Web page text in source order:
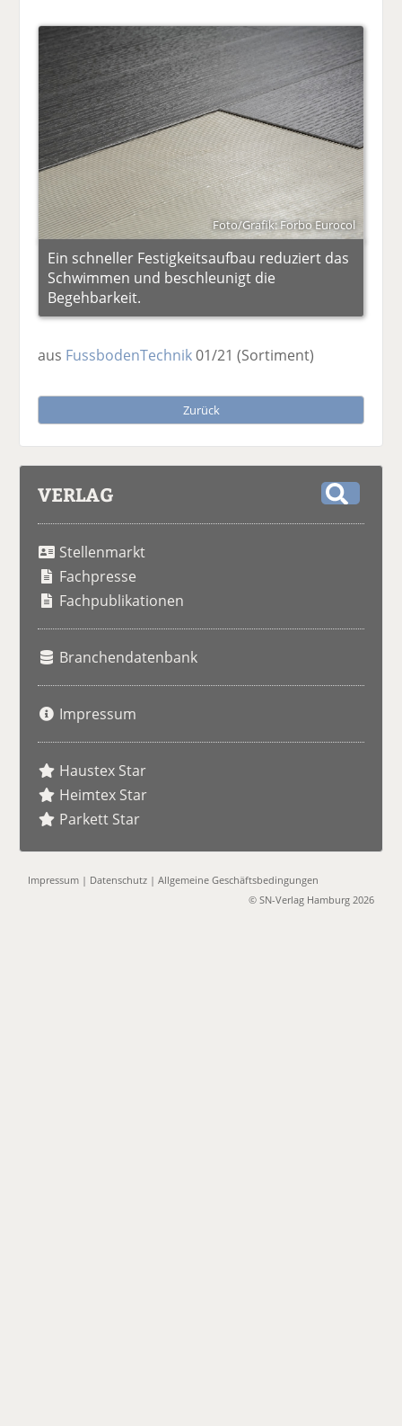
Foto/Grafik: Forbo Eurocol
Ein schneller Festigkeitsaufbau reduziert das
Schwimmen und beschleunigt die
Begehbarkeit.
aus FussbodenTechnik01/21(Sortiment)
Zurück
VERLAG
Stellenmarkt
Fachpresse
Fachpublikationen
Branchendatenbank
Impressum
Haustex Star
Heimtex Star
Parkett Star
Impressum | Datenschutz |Allgemeine Geschäftsbedingungen
© SN-Verlag Hamburg 2026